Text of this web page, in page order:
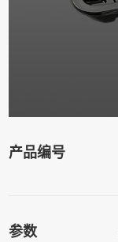
产品编号
参数